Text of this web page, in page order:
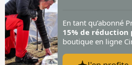
En tant qu’abonné
15% de réduction
boutique en ligne